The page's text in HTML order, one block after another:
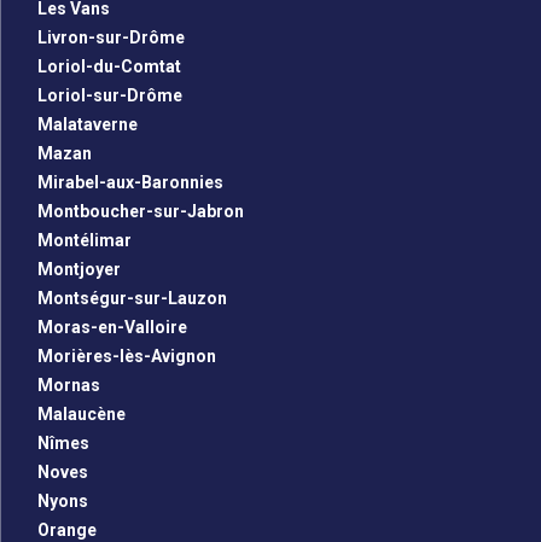
Les Vans
Livron-sur-Drôme
Loriol-du-Comtat
Loriol-sur-Drôme
Malataverne
Mazan
Mirabel-aux-Baronnies
Montboucher-sur-Jabron
Montélimar
Montjoyer
Montségur-sur-Lauzon
Moras-en-Valloire
Morières-lès-Avignon
Mornas
Malaucène
Nîmes
Noves
Nyons
Orange